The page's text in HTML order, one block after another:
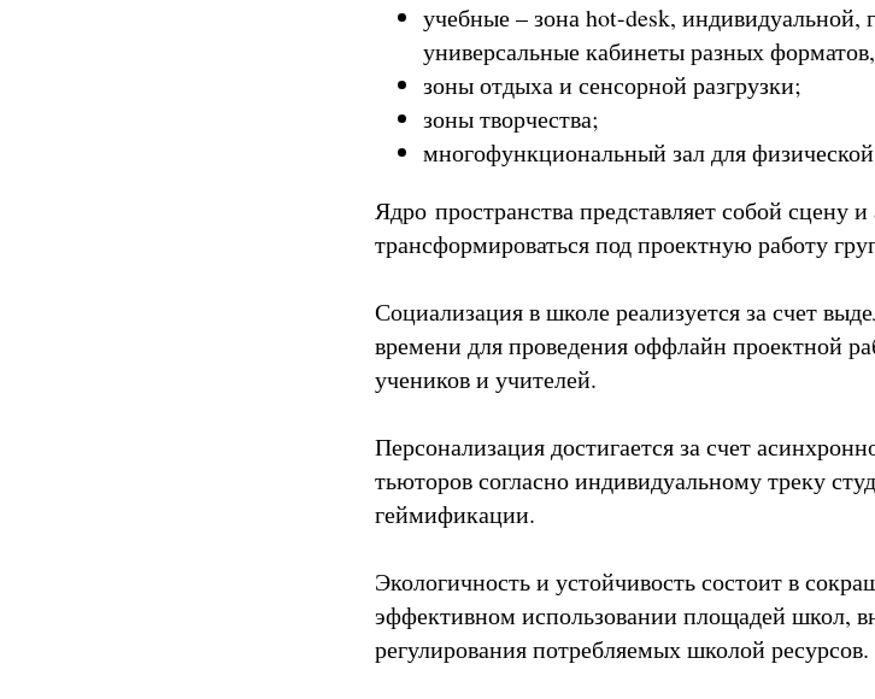
учебные – зона hot-desk, индивидуальной,
универсальные кабинеты разных
зоны отдыха и сенсорной разгрузки;
зоны творчества;
многофункциональный зал для
Ядро пространства представляет собой сцену
трансформироваться под проектную работу
Социализация в школе реализуется за счет
времени для проведения оффлайн проектной
учеников и учителей.
Персонализация достигается за счет
тьюторов согласно индивидуальному треку
геймификации.
Экологичность и устойчивость состоит в
эффективном использовании площадей школ,
регулирования потребляемых школой ресурсов.